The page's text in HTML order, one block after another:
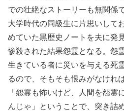
での壮絶なストーリーも無関係
大学時代の同級生に片思いして
めていた黒歴史ノートを夫に発
惨殺された結果怨霊となる。怨
生きている者に災いを与える死
るので、そもそも恨みがなけれ
「怨霊も怖いけど、人間を怨霊
んじゃ」ということで、突き詰